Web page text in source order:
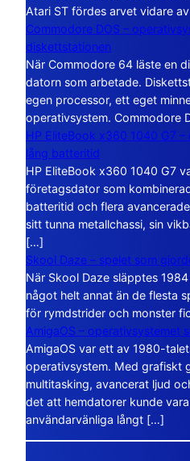
Atari ST fördes arvet vidare
Commodore DOS –
diskettstationen
När Commodore 64 läste en
datorn som arbetade.
egen processor, ett eget
operativsystem. Commodore
HP EliteBook x360 1040 G7
lång batteritid
HP EliteBook x360 1040 G7
företagsdator som
batteritid och flera
sitt tunna metallchassi, sin
[…]
Skool Daze – spelet som
När Skool Daze släpptes
något helt annat än de flesta
för rymdstrider och monster
AmigaOS – operativsystemet
AmigaOS var ett av 1980-
operativsystem. Med grafiskt
multitasking, avancerat ljud
det att hemdatorer kunde
användarvänliga långt […]